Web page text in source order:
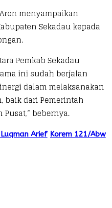
menyampaikan
Sekadau kepada
Pemkab Sekadau
ini sudah berjalan
dalam melaksanakan
baik dari Pemerintah
bebernya.
Arief Korem 121/Abw